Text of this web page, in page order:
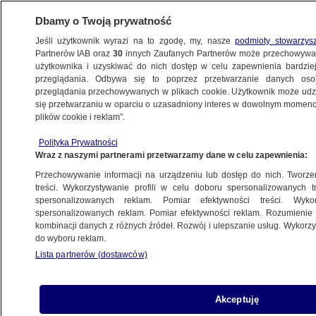
BIZNES
ZE ŚWIATA
zwolnień
10.10.2025, 20:40
Posłuchaj artykułu
Czyta lektor AI
Dbamy o Twoją prywatność
Jeśli użytkownik wyrazi na to zgodę, my, naszepodmioty
Partnerów IAB oraz30 innych Zaufanych Partnerów może
użytkownika i uzyskiwać do nich dostęp w celu zapewnienia
przeglądania. Odbywa się to poprzez przetwarzanie danych
przeglądania przechowywanych w plikach cookie. Użytkownik może
się przetwarzaniu w oparciu o uzasadniony interes w dowolnym
plików cookie i reklam”.
Polityka Prywatności
Wraz z naszymi partnerami przetwarzamy dane w celu zapewnienia:
Przechowywanie informacji na urządzeniu lub dostęp do nich.
treści. Wykorzystywanie profili w celu doboru spersonalizowanych
spersonalizowanych reklam. Pomiar efektywności treści.
spersonalizowanych reklam. Pomiar efektywności reklam.
kombinacji danych z różnych źródeł. Rozwój i ulepszanie usług.
do wyboru reklam.
Lista partnerów (dostawców)
Akceptuję